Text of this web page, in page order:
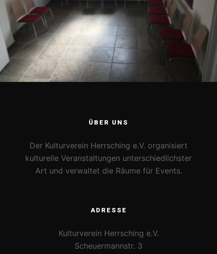
ÜBER UNS
Der Kulturverein Herrsching e.V. organisiert
kulturelle Veranstaltungen unterschiedlichster
Art und verwaltet die Räume für Events.
ADRESSE
Kulturverein Herrsching e.V.
Scheuermannstr. 3